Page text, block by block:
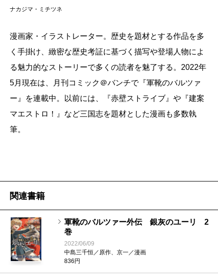
ナカジマ・ミチツネ
漫画家・イラストレーター。歴史を題材とする作品を多
く手掛け、緻密な歴史考証に基づく描写や登場人物によ
る魅力的なストーリーで多くの読者を魅了する。2022年
5月現在は、月刊コミック＠バンチで『軍靴のバルツァ
ー』を連載中。以前には、『赤壁ストライブ』や『建案
マエストロ！』など三国志を題材とした漫画も多数執
筆。
関連書籍
軍靴のバルツァー外伝 銀灰のユーリ 2
巻
2022/06/09
中島三千恒／原作、京一／漫画
836円